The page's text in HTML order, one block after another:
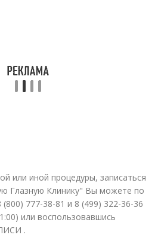
или иной процедуры, записаться
Глазную Клинику" Вы можете по
777-38-81 и 8 (499) 322-36-36
или воспользовавшись
.